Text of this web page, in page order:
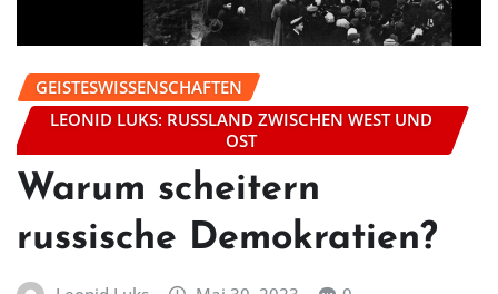
GEISTESWISSENSCHAFTEN
LEONID LUKS: RUSSLAND ZWISCHEN WEST UND
OST
Warum scheitern
russische Demokratien?